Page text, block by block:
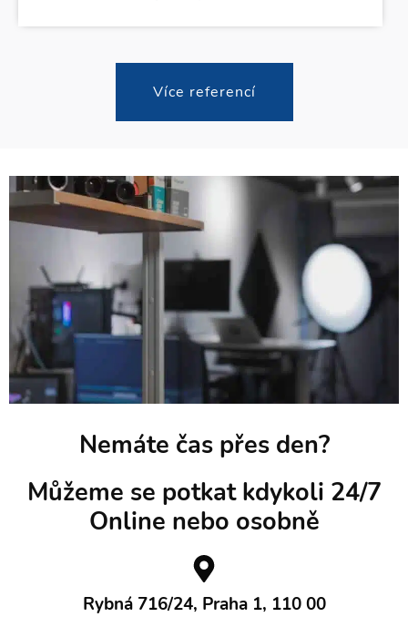
Více referencí
Nemáte čas přes den?
Můžeme se potkat kdykoli 24/7
Online nebo osobně
Rybná 716/24, Praha 1, 110 00